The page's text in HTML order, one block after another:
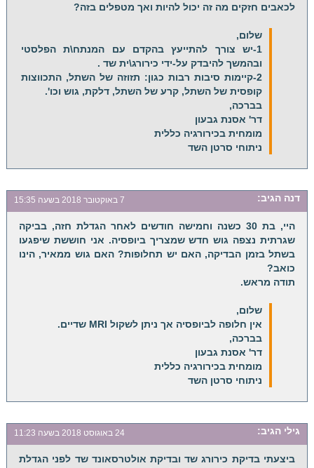
לכאבים חזקים מה זה יכול להיות ואך מטפלים בזה?
שלום,
1-יש צורך להתייעץ בהקדם עם המנתח\ת הפלסטי
ובהמשך להיבדק על-ידי כירורג\ית שד .
2-קיימות סיבות רבות כגון: תזוזה של השתל, התכווצות
קופסית של השתל, קרע של השתל, דלקת, גוש וכו'.
בברכה,
דר' אסנת גבעון
מומחית בכירורגיה כללית
ניתוחי סרטן השד
דנה הגיב: 7 באוקטובר 2018 בשעה 15:35
היי, בת 30 כשנה וחמישה חודשים לאחר הגדלת חזה, בביקה
שגרתית נצפה גוש חדש שמצריך ביופסיה. אני חוששת שיפגעו
בשתל בזמן הבדיקה, האם יש תחלופות? האם גוש ממאיר, הינו
כואב?
תודה מראש.
שלום,
אין חלופה לביופסיה אך ניתן לשקול MRI שדיים.
בברכה,
דר' אסנת גבעון
מומחית בכירורגיה כללית
ניתוחי סרטן השד
גילי הגיב: 24 באוגוסט 2018 בשעה 11:23
ביצעתי בדיקת כירורג שד ובדיקת אולטרסאונד שד לפני הגדלת